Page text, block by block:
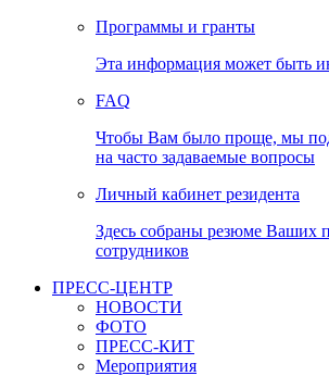
Программы и гранты
Эта информация может быть
FAQ
Чтобы Вам было проще, мы
на часто задаваемые вопросы
Личный кабинет резидента
Здесь собраны резюме Ваших
сотрудников
ПРЕСС-ЦЕНТР
НОВОСТИ
ФОТО
ПРЕСС-КИТ
Мероприятия